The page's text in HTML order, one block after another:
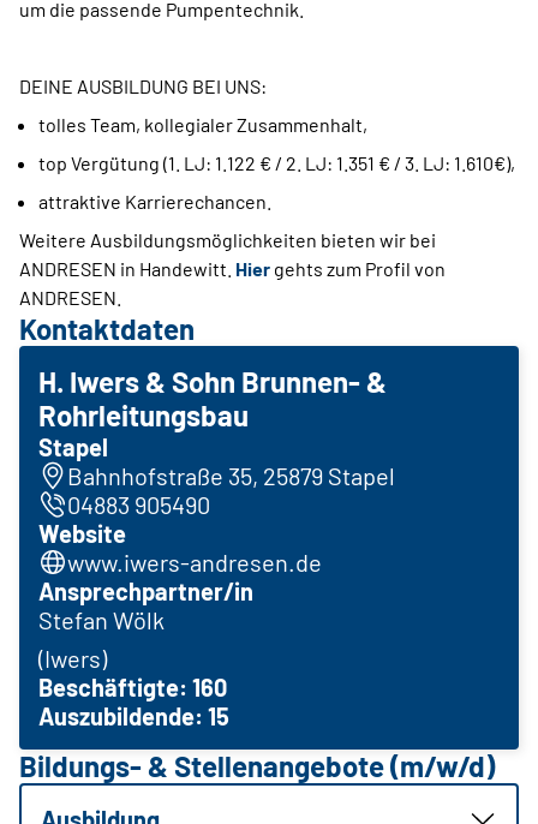
um die passende Pumpentechnik.
DEINE AUSBILDUNG BEI UNS:
tolles Team, kollegialer Zusammenhalt,
top Vergütung (1. LJ: 1.122 € / 2. LJ: 1.351 € / 3. LJ: 1.610€),
attraktive Karrierechancen.
Weitere Ausbildungsmöglichkeiten bieten wir bei
ANDRESEN in Handewitt. Hier gehts zum Profil von
ANDRESEN.
Kontaktdaten
H. Iwers & Sohn Brunnen- &
Rohrleitungsbau
Stapel
Bahnhofstraße 35, 25879 Stapel
04883 905490
Website
www.iwers-andresen.de
Ansprechpartner/in
Stefan Wölk
(Iwers)
Beschäftigte: 160
Auszubildende: 15
Bildungs- & Stellenangebote (m/w/d)